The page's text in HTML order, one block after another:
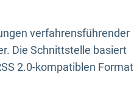
verfahrensführender
Die Schnittstelle basiert
2.0-kompatiblen Format